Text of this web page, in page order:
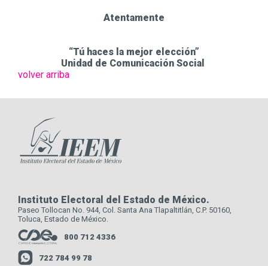
Atentamente
“Tú haces la mejor elección”
Unidad de Comunicación Social
volver arriba
Instituto Electoral del Estado de México.
Paseo Tollocan No. 944, Col. Santa Ana Tlapaltitlán, C.P. 50160,
Toluca, Estado de México.
800 712 4336
722 784 99 78